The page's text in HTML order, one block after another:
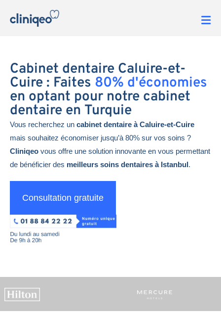
Cabinet dentaire Caluire-et-
Cuire : Faites 80% d'économies
en optant pour notre cabinet
dentaire en Turquie
Vous recherchez un cabinet dentaire à Caluire-et-Cuire
mais souhaitez économiser jusqu’à 80% sur vos soins ?
Cliniqeo vous offre une solution innovante en vous permettant
de bénéficier des meilleurs soins dentaires à Istanbul.
Consultation gratuite